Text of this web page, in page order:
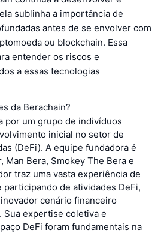
sublinha a importância de
antes de se envolver com
ou blockchain. Essa
entender os riscos e
a essas tecnologias
da Berachain?
por um grupo de indivíduos
inicial no setor de
(DeFi). A equipe fundadora é
Man Bera, Smokey The Bera e
traz uma vasta experiência de
de atividades DeFi,
cenário financeiro
Sua expertise coletiva e
DeFi foram fundamentais na